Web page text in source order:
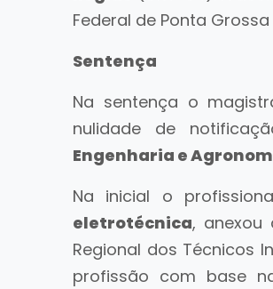
Federal de Ponta
Sentença
Na sentença o
nulidade de
Engenharia e
Na inicial o
eletrotécnica, anexou
Regional dos Técnicos
profissão com base